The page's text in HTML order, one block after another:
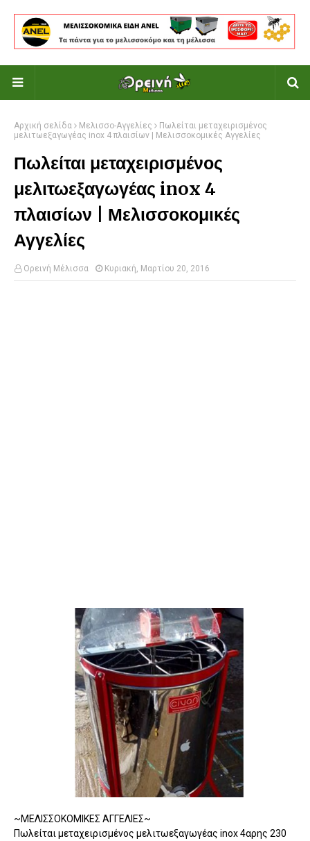
Αρχική σελίδα Μελισσο-Αγγελίες
Πωλείται μεταχειρισμένος
μελιτωεξαγωγέας inox 4 πλαισίων | Μελισσοκομικές Αγγελίες
Πωλείται μεταχειρισμένος
μελιτωεξαγωγέας inox 4
πλαισίων | Μελισσοκομικές
Αγγελίες
Ορεινή Μέλισσα Κυριακή, Μαρτίου 20, 2016
~ΜΕΛΙΣΣΟΚΟΜΙΚΕΣ ΑΓΓΕΛΙΕΣ~
Πωλείται μεταχειρισμένος μελιτωεξαγωγέας inox 4αρης 230